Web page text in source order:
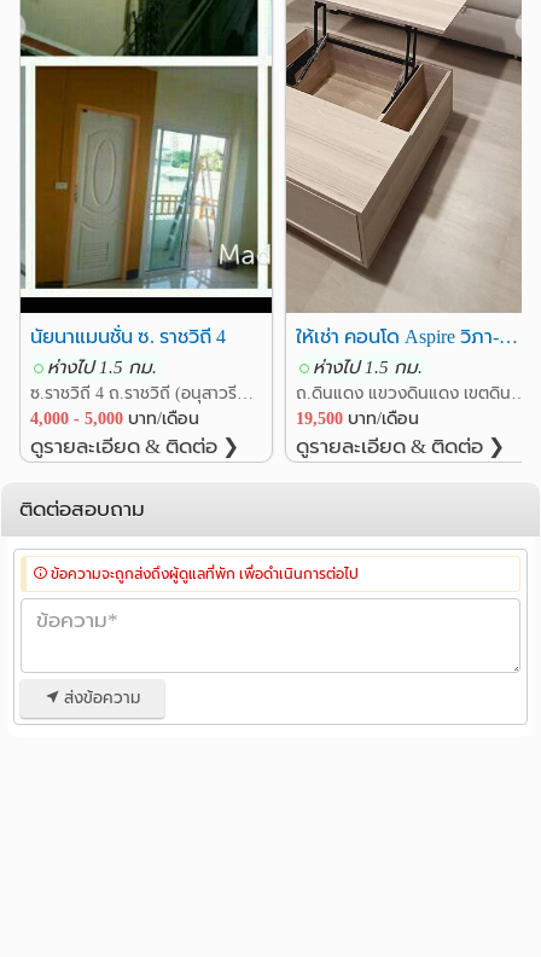
รพ.ตำรวจ 1.1 กม. รพ.ราชวิถี 1.2 กม.
สถาบันสุขภาพเด็กแห่งชาติมหาราชินี 1.4 กม.
ทางแยกต่างระดับพญาไท 0.7 กม.
กรมแพทย์ทหารบก 0.8 กม.
สวนสันติภาพ 0.9 กม.
สถาบันนิติเวชวิทยา 1.1 กม.
อนุสาวรีย์ชัยสมรภูมิ 1.3 กม.
ทางแยกต่างระดับดินแดง
นัยนาแมนชั่น ซ. ราชวิถี 4
ห่างไป 1.5 กม.
ซ.ราชวิถี 4 ถ.ราชวิถี (อนุสาวรีชัยสมรภูมิ) แขวงสามเสนใน เขตพญาไท กรุงเทพ
4,000 - 5,000 บาท/เดือน
ดูรายละเอียด & ติดต่อ ❯
ให้เช่า คอนโด Aspire วิภา-วิคทอรี่ ใหม่เอี่ยม พร้อมอยู่ครับ 19500/เดือน
ห่างไป 1.5 กม.
ถ.ดินแดง แขวงดินแดง เขตดินแดง กรุงเทพ
19,500 บาท/เดือน
ดูรายละเอียด & ติดต่อ ❯
❯
ติดต่อสอบถาม
ข้อความจะถูกส่งถึงผู้ดูแลที่พัก เพื่อดำเนินการต่อไป
ส่งข้อความ